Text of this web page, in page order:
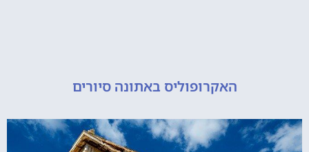
האקרופוליס באתונה סיורים